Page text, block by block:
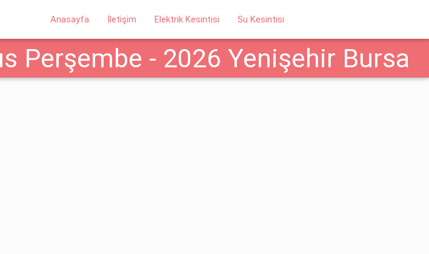
Anasayfa İletişim Elektrik Kesintisi Su Kesintisi
Perşembe - 2026 Yenişehir Bursa